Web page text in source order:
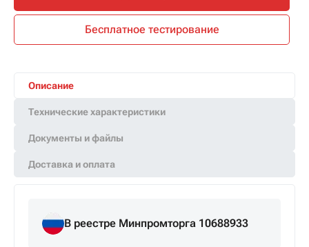
Бесплатное тестирование
Описание
Технические характеристики
Документы и файлы
Доставка и оплата
В реестре Минпромторга 10688933